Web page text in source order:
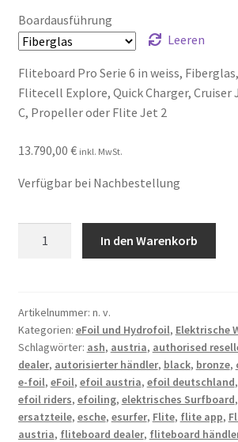
Boardausführung
Leeren
Fliteboard Pro Serie 6 in weiss,
Flitecell Explore, Quick Charger, Cruiser
C, Propeller oder Flite Jet 2
13.790,00 € inkl. MwSt.
Verfügbar bei Nachbestellung
Menge
In den Warenkorb
Artikelnummer: n. v.
Kategorien: eFoil und Hydrofoil, Elektrische
Schlagwörter: ash, austria, authorised
dealer, autorisierter händler, black, bronze,
e-foil, eFoil, efoil austria, efoil deutschland,
efoil riders, efoiling, elektrisches Surfboard,
ersatzteile, esche, esurfer, Flite, flite app,
austria, fliteboard dealer, fliteboard